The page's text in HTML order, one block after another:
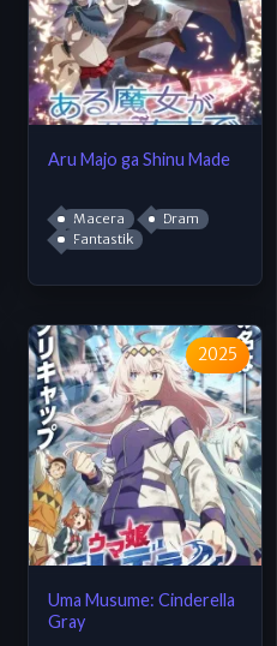
Aru Majo ga Shinu Made
Macera
Dram
Fantastik
2025
Uma Musume: Cinderella
Gray